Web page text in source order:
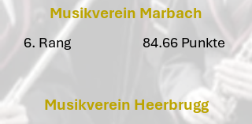
Musikverein Marbach
6. Rang 84.66 Punkte
Musikverein Heerbrugg